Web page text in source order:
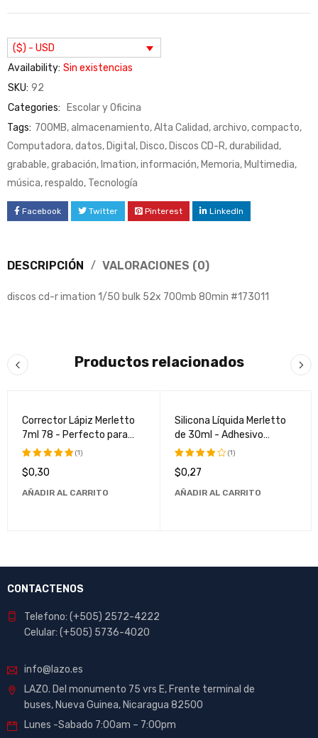
($) - USD
Availability: Sin existencias
SKU: 92
Categories:
Escolar y Oficina
Tags: 700MB,almacenamiento,Alta Calidad,archivo,compacto,
Computadora,datos, Digital , Disco, Discos CD-R,durabilidad,
grabable,grabación, Imation,información, Memoria, Multimedia,
música,respaldo, Tecnología
Facebook Twitter Pinterest LinkedIn
DESCRIPCIÓN VALORACIONES (0)
discos cd-r imation 1/50 bulk 52x 700mb 80min #173011
Productos relacionados
Corrector Lápiz Merletto
7ml 78 - Perfecto para
Maquillaje Profesional y
Valorado
de 5
(1)
$0,30
AÑADIR AL CARRITO
Silicona Líquida Merletto
de 30ml - Adhesivo
Transparente de Alta
Valorado
4.00de
(1)
$0,27
AÑADIR AL CARRITO
CONTACTENOS
Telefono: (+505) 2572-4222
Celular: (+505) 5736-4020
info@lazo.es
LAZO. Del monumento 75 vrs E, Frente terminal de
buses, Nueva Guinea, Nicaragua 82500
Lunes -Sabado 7:00am – 7:00pm